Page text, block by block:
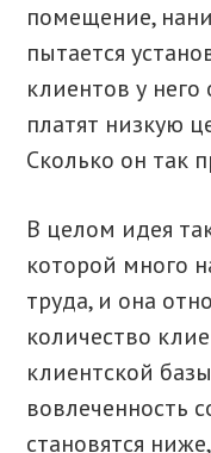
помещение,
пытается
клиентов у
платят низкую
Сколько он так
В целом идея
которой много
труда, и она
количество
клиентской
вовлеченность
становятся